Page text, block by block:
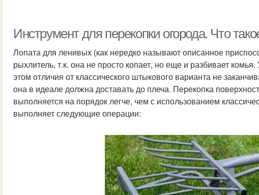
Инструмент для перекопки огорода. Что
Лопата для ленивых (как нередко называют описанное
рыхлитель, т.к. она не просто копает, но еще и разбивает
этом отличия от классического штыкового варианта не
она в идеале должна доставать до плеча. Перекопка
выполняется на порядок легче, чем с использованием
выполняет следующие операции: